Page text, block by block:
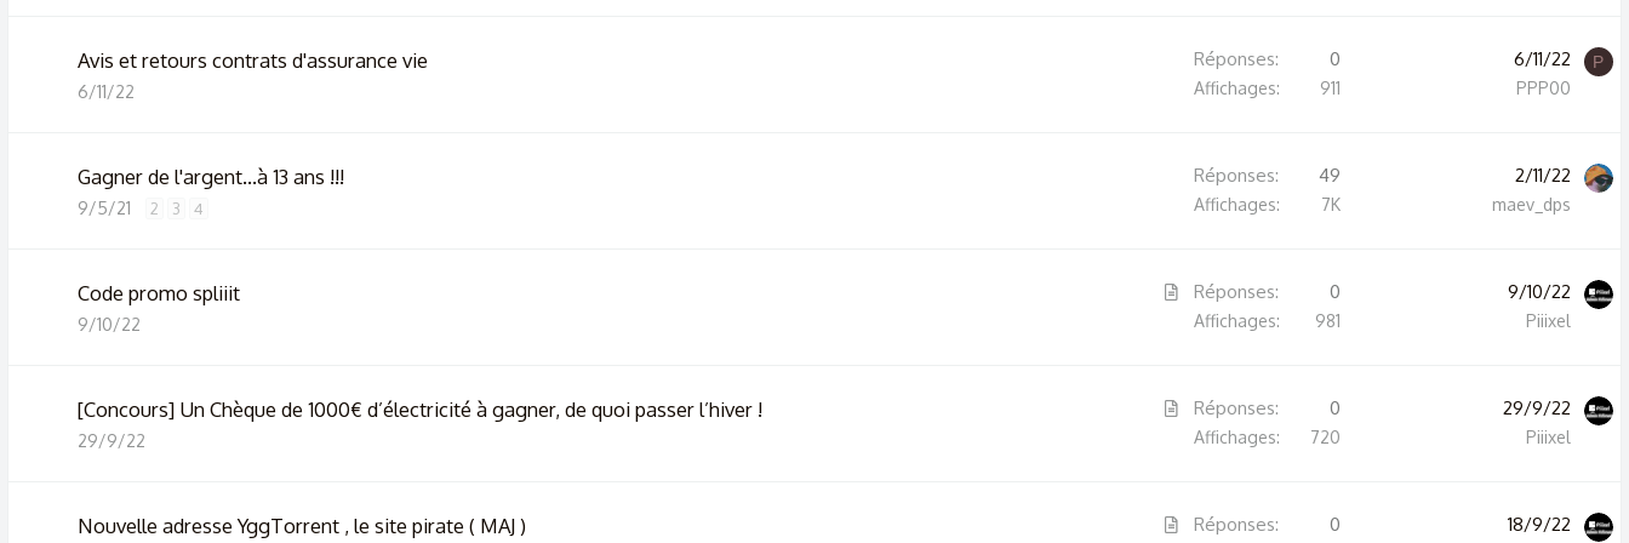
Avis et retours contrats d'assurance vie
6/11/22
Réponses 0
Affichages 911
6/11/22
PPP00
P
Gagner de l'argent...à 13 ans !!!
9/5/21 2 3 4
Réponses 49
Affichages 7K
2/11/22
maev_dps
A
c
Code promo spliiit
9/10/22
Réponses 0
Affichages 981
9/10/22
Piiixel
A
c
[Concours] Un Chèque de 1000€ d’électricité à gagner, de quoi passer l’hiver !
29/9/22
Réponses 0
Affichages 720
29/9/22
Piiixel
A
Nouvelle adresse YggTorrent , le site pirate ( MAJ ) Réponses 0 18/9/22